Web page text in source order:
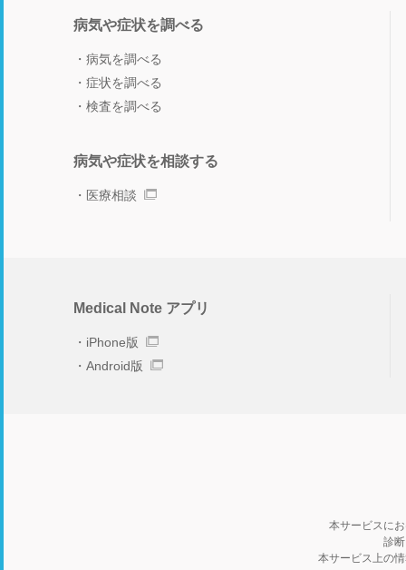
病気や症状を調べる
病気を調べる
症状を調べる
検査を調べる
病気や症状を相談する
医療相談
Medical Note アプリ
iPhone版
Android版
本サービスに
診
本サービス上の